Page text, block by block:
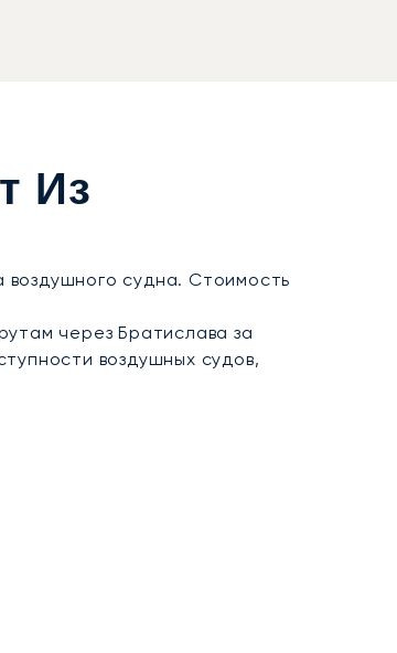
прозрачное ценообразование и
возможность организации
пути или удобных стыковок с
Из
воздушного судна. Стоимость
через Братислава за
воздушных судов,